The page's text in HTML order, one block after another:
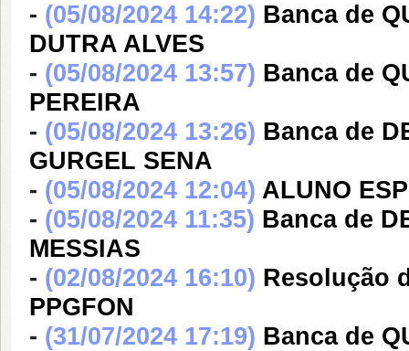
- (05/08/2024 14:22) Banca de
DUTRA ALVES
- (05/08/2024 13:57) Banca de
PEREIRA
- (05/08/2024 13:26) Banca de
GURGEL SENA
- (05/08/2024 12:04) ALUNO
- (05/08/2024 11:35) Banca de
MESSIAS
- (02/08/2024 16:10) Resolução
PPGFON
- (31/07/2024 17:19) Banca de